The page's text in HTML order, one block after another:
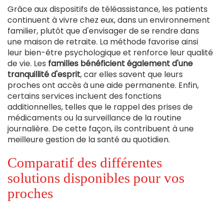
Grâce aux dispositifs de téléassistance, les patients
continuent à vivre chez eux, dans un environnement
familier, plutôt que d'envisager de se rendre dans
une maison de retraite. La méthode favorise ainsi
leur bien-être psychologique et renforce leur qualité
de vie. Les familles bénéficient également d'une
tranquillité d'esprit, car elles savent que leurs
proches ont accès à une aide permanente. Enfin,
certains services incluent des fonctions
additionnelles, telles que le rappel des prises de
médicaments ou la surveillance de la routine
journalière. De cette façon, ils contribuent à une
meilleure gestion de la santé au quotidien.
Comparatif des différentes
solutions disponibles pour vos
proches